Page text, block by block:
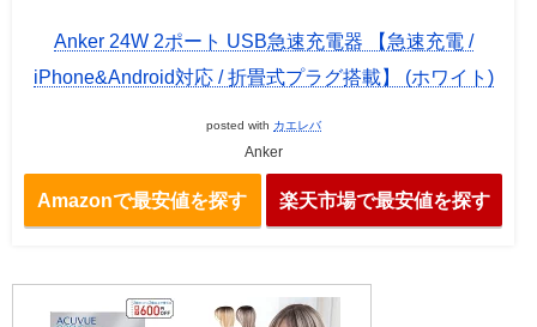
Anker 24W 2ポート USB急速充電器 【急速充電 /
iPhone&Android対応 / 折畳式プラグ搭載】 (ホワイト)
posted with カエレバ
Anker
Amazonで最安値を探す 楽天市場で最安値を探す